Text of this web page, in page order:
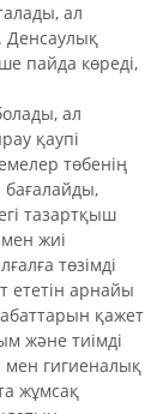
ал
пайда көреді,
ал
қаупі
төбенің
бағалайды,
тазартқыш
жиі
төзімді
ететін арнайы
қажет
және тиімді
мен гигиеналық
жұмсақ